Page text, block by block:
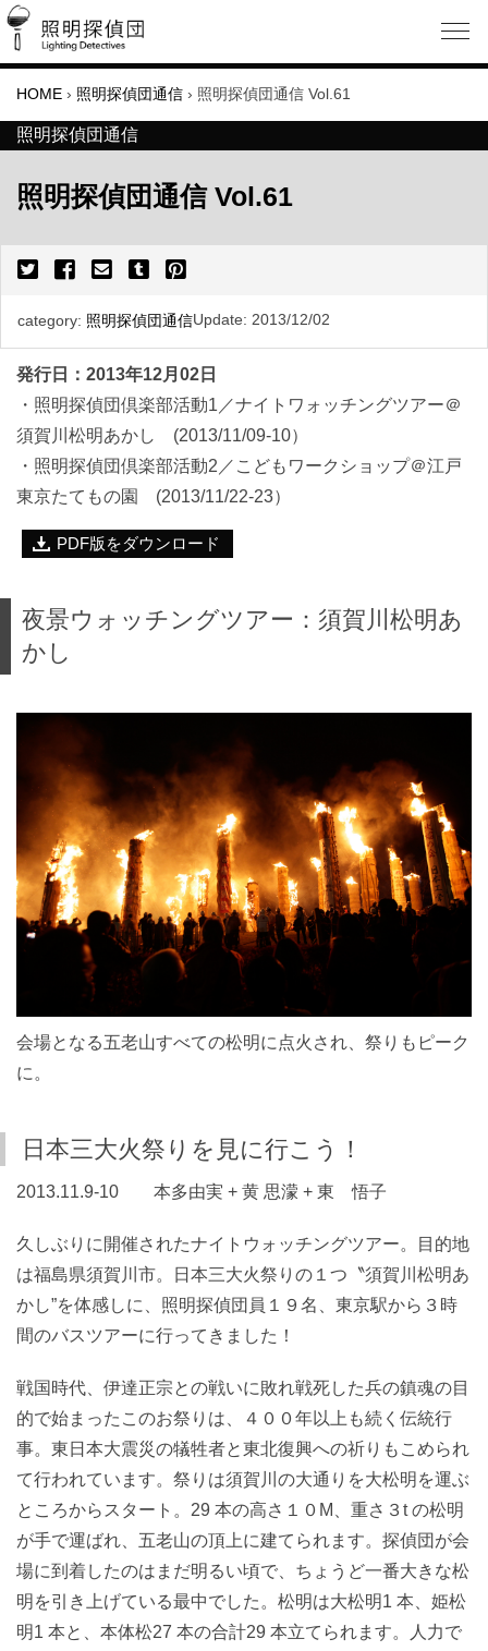
HOME › 照明探偵団通信 › 照明探偵団通信 Vol.61
照明探偵団通信
照明探偵団通信 Vol.61
category: 照明探偵団通信Update: 2013/12/02
発行日：2013年12月02日
・照明探偵団倶楽部活動1／ナイトワォッチングツアー＠
須賀川松明あかし (2013/11/09-10）
・照明探偵団倶楽部活動2／こどもワークショップ＠江戸
東京たてもの園 (2013/11/22-23）
PDF版をダウンロード
夜景ウォッチングツアー：須賀川松明あ
かし
会場となる五老山すべての松明に点火され、祭りもピーク
に。
日本三大火祭りを見に行こう！
2013.11.9-10 本多由実 + 黄 思濛 + 東 悟子
久しぶりに開催されたナイトウォッチングツアー。目的地
は福島県須賀川市。日本三大火祭りの１つ〝須賀川松明あ
かし”を体感しに、照明探偵団員１９名、東京駅から３時
間のバスツアーに行ってきました！
戦国時代、伊達正宗との戦いに敗れ戦死した兵の鎮魂の目
的で始まったこのお祭りは、４００年以上も続く伝統行
事。東日本大震災の犠牲者と東北復興への祈りもこめられ
て行われています。祭りは須賀川の大通りを大松明を運ぶ
ところからスタート。29 本の高さ１０M、重さ３t の松明
が手で運ばれ、五老山の頂上に建てられます。探偵団が会
場に到着したのはまだ明るい頃で、ちょうど一番大きな松
明を引き上げている最中でした。松明は大松明1 本、姫松
明1 本と、本体松27 本の合計29 本立てられます。人力で